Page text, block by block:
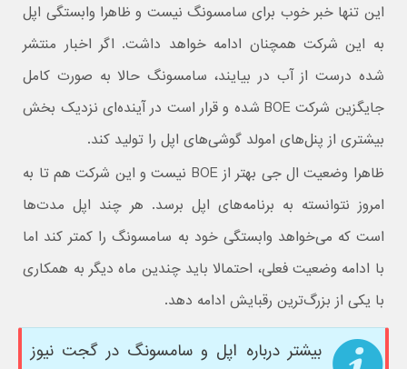
این تنها خبر خوب برای سامسونگ نیست و ظاهرا وابستگی اپل
به این شرکت همچنان ادامه خواهد داشت. اگر اخبار منتشر
شده درست از آب در بیایند، سامسونگ حالا به صورت کامل
جایگزین شرکت BOE‌ شده و قرار است در آینده‌ای نزدیک بخش
بیشتری از پنل‌های امولد گوشی‌های اپل را تولید کند.
ظاهرا وضعیت ال جی بهتر از BOE نیست و این شرکت هم تا به
امروز نتوانسته به برنامه‌های اپل برسد. هر چند اپل مدت‌ها
است که می‌خواهد وابستگی خود به سامسونگ را کمتر کند اما
با ادامه وضعیت فعلی، احتمالا باید چندین ماه دیگر به همکاری
با یکی از بزرگ‌ترین رقبایش ادامه دهد.
بیشتر درباره اپل و سامسونگ در گجت نیوز